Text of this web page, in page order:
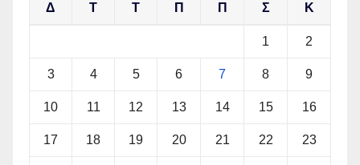
Δ Τ Τ Π Π Σ Κ
1 2
3 4 5 6 7 8 9
10 11 12 13 14 15 16
17 18 19 20 21 22 23